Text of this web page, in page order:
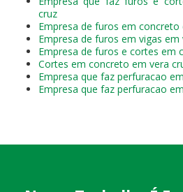
cruz
Empresa de furos em concreto
Empresa de furos em vigas em
Empresa de furos e cortes em
Cortes em concreto em vera
Empresa que faz perfuracao
Empresa que faz perfuracao